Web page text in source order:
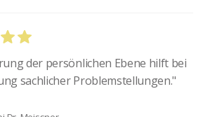
persönlichen Ebene hilft bei
Problemstellungen."